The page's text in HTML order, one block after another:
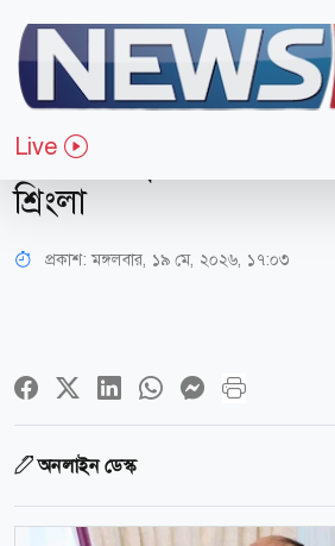
Live
আন্তর্জাতিক
ভারত-যুক্তরাষ্ট্রের
অংশীদারিত্ব হতে পারে
শ্রিংলা
প্রকাশ:মঙ্গলবার, ১৯ মে, ২০২৬, ১৭:০৩
অনলাইন ডেস্ক